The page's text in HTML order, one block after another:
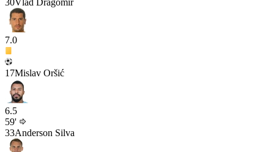
30Vlad Dragomir
7.0
17Mislav Oršić
6.5
59'
33Anderson Silva